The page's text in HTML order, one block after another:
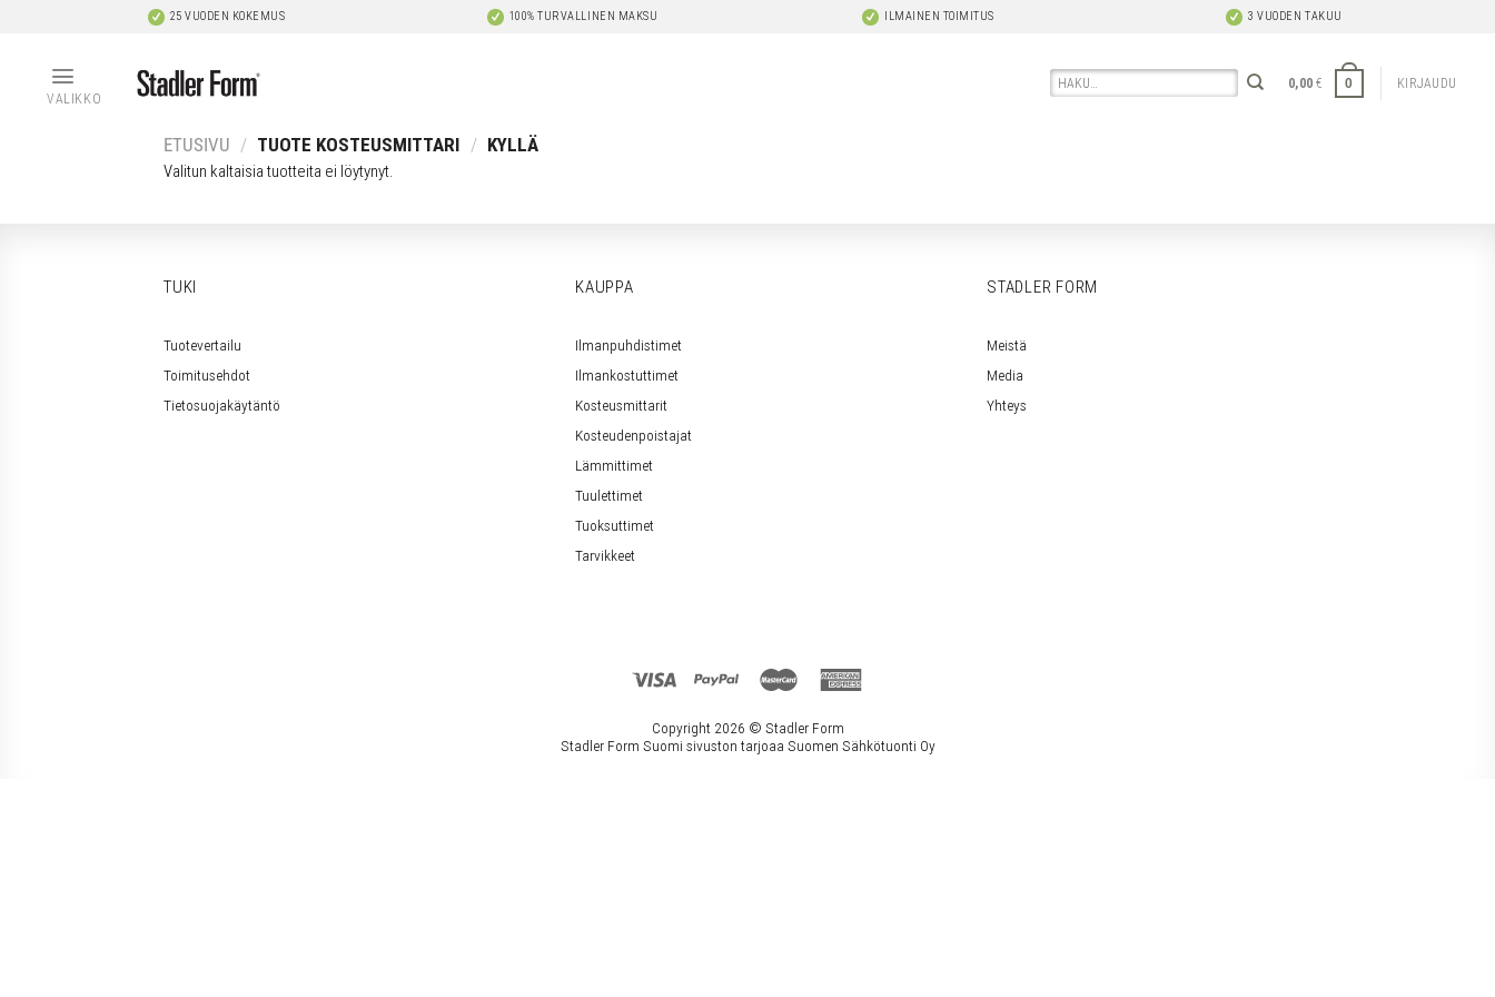
25 VUODEN KOKEMUS 100% TURVALLINEN MAKSU ILMAINEN TOIMITUS 3 VUODEN TAKUU
VALIKKO
Etsi:
0,00€ 0 KIRJAUDU
ETUSIVU / TUOTE KOSTEUSMITTARI / KYLLÄ
Valitun kaltaisia tuotteita ei löytynyt.
TUKI
Tuotevertailu
Toimitusehdot
Tietosuojakäytäntö
KAUPPA
Ilmanpuhdistimet
Ilmankostuttimet
Kosteusmittarit
Kosteudenpoistajat
Lämmittimet
Tuulettimet
Tuoksuttimet
Tarvikkeet
STADLER FORM
Meistä
Media
Yhteys
Copyright 2026 © Stadler Form
Stadler Form Suomi sivuston tarjoaa Suomen Sähkötuonti Oy